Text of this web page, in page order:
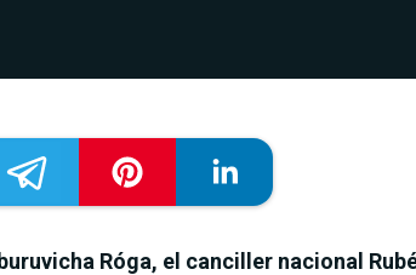
Róga, el canciller nacional